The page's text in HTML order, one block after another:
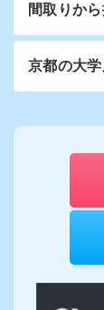
間取りか
京都の大